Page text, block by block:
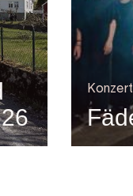
Konzert